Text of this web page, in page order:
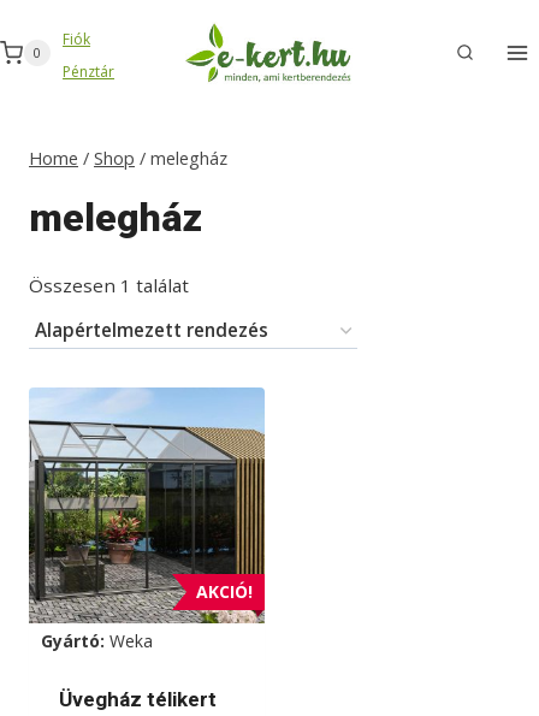
to
content
0
Fiók
Pénztár
Home / Shop / melegház
melegház
Összesen 1 találat
AKCIÓ!
Gyártó: Weka
Üvegház télikert